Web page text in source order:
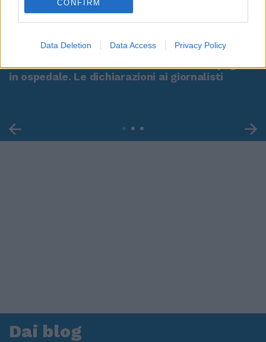
CONFIRM
Data Deletion Data Access Privacy Policy
Leonardo Maria Del Vecchio dall'ex compagna
in ospedale. Le dichiarazioni ai giornalisti
Dai blog